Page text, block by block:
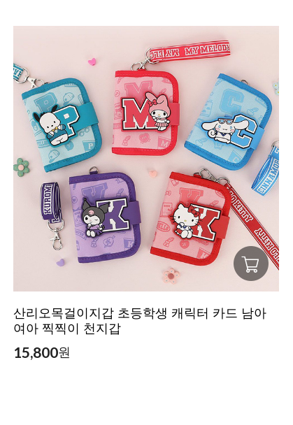
산리오목걸이지갑 초등학생 캐릭터 카드 남아
여아 찍찍이 천지갑
15,800원